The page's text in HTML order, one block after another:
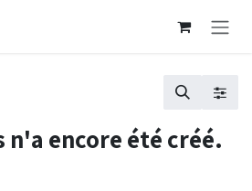
n'a encore été créé.